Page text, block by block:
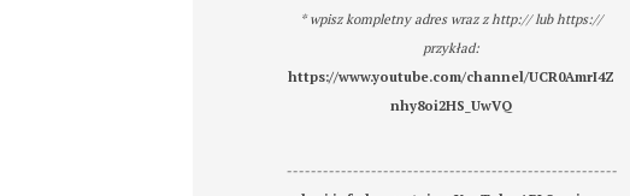
* wpisz kompletny adres wraz z http:// lub https://
przykład:
https://www.youtube.com/channel/UCR0AmrI4Z
nhy8oi2HS_UwVQ
-------------------------------------------------------